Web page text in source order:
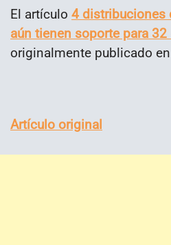
El artículo 4 distribuciones
aún tienen soporte para
originalmente publicado en
Artículo original